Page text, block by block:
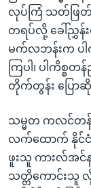
လုပ်ကြံ သတ်ဖြတ်
တရပ်လို့ ခေါ်ညွှန်း
မက်လဘန်းက ပါကိ
ကြပါ၊ ပါကိစ္
တိုက်တွန်း ပြော
သမ္မတ ကလင်တ
လက်ထောက် နိုင်ငံခ
ဖူးသူ ကားလ်အ
သတ္တိကောင်းသူ